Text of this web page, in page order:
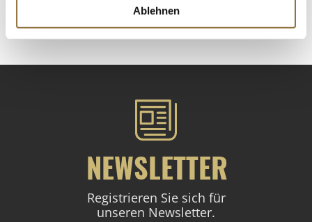
Ablehnen
NEWSLETTER
Registrieren Sie sich für
unseren Newsletter.